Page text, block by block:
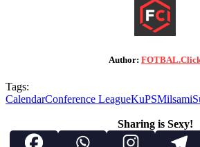
Author:
Tags:
CalendarConference LeagueKuPSMilsami
Sharing is Sexy!